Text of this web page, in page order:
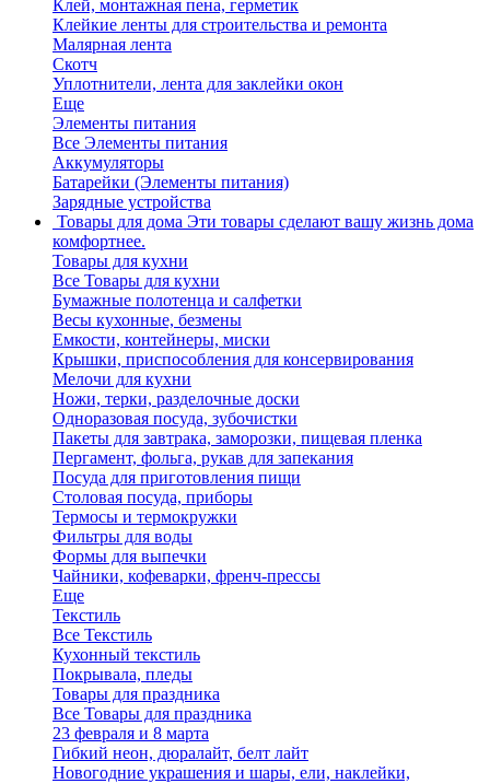
Клей, монтажная пена, герметик
Клейкие ленты для строительства и ремонта
Малярная лента
Скотч
Уплотнители, лента для заклейки окон
Еще
Элементы питания
Все Элементы питания
Аккумуляторы
Батарейки (Элементы питания)
Зарядные устройства
Товары для дома Эти товары сделают вашу жизнь дома
комфортнее.
Товары для кухни
Все Товары для кухни
Бумажные полотенца и салфетки
Весы кухонные, безмены
Емкости, контейнеры, миски
Крышки, приспособления для консервирования
Мелочи для кухни
Ножи, терки, разделочные доски
Одноразовая посуда, зубочистки
Пакеты для завтрака, заморозки, пищевая пленка
Пергамент, фольга, рукав для запекания
Посуда для приготовления пищи
Столовая посуда, приборы
Термосы и термокружки
Фильтры для воды
Формы для выпечки
Чайники, кофеварки, френч-прессы
Еще
Текстиль
Все Текстиль
Кухонный текстиль
Покрывала, пледы
Товары для праздника
Все Товары для праздника
23 февраля и 8 марта
Гибкий неон, дюралайт, белт лайт
Новогодние украшения и шары, ели, наклейки,